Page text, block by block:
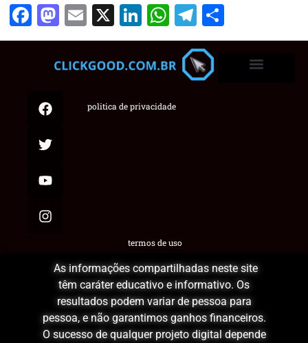
Facebook
Mastodon
Email
X LinkedIn
WhatsApp
Telegram
termos de uso
politica de privacidade
As informações compartilhadas neste site
têm caráter educativo e informativo. Os
resultados podem variar de pessoa para
pessoa, e não garantimos ganhos financeiros.
O sucesso de qualquer projeto digital depende